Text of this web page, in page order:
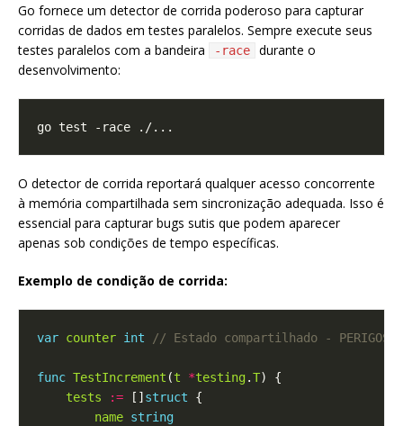
Go fornece um detector de corrida poderoso para capturar
corridas de dados em testes paralelos. Sempre execute seus
testes paralelos com a bandeira
-race
durante o
desenvolvimento:
O detector de corrida reportará qualquer acesso concorrente
à memória compartilhada sem sincronização adequada. Isso é
essencial para capturar bugs sutis que podem aparecer
apenas sob condições de tempo específicas.
Exemplo de condição de corrida:
var counter int
func TestIncrement (t *testing.T
tests
:= [] struct
name string